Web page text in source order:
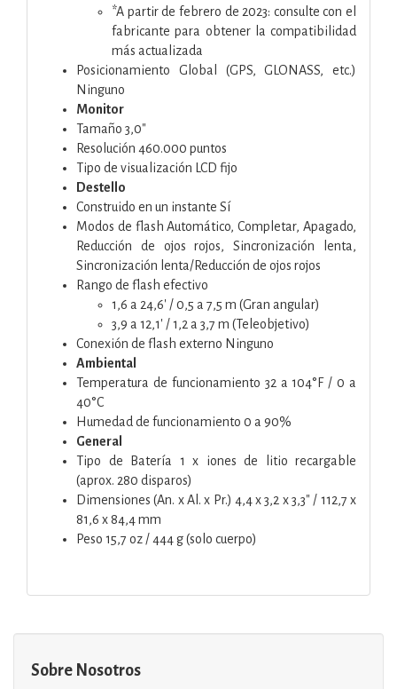
*A partir de febrero de 2023: consulte con el
fabricante para obtener la compatibilidad
más actualizada
Posicionamiento Global (GPS, GLONASS, etc.)
Ninguno
Monitor
Tamaño 3,0"
Resolución 460.000 puntos
Tipo de visualización LCD fijo
Destello
Construido en un instante Sí
Modos de flash Automático, Completar, Apagado,
Reducción de ojos rojos, Sincronización lenta,
Sincronización lenta/Reducción de ojos rojos
Rango de flash efectivo
1,6 a 24,6' / 0,5 a 7,5 m (Gran angular)
3,9 a 12,1' / 1,2 a 3,7 m (Teleobjetivo)
Conexión de flash externo Ninguno
Ambiental
Temperatura de funcionamiento 32 a 104°F / 0 a
40°C
Humedad de funcionamiento 0 a 90%
General
Tipo de Batería 1 x iones de litio recargable
(aprox. 280 disparos)
Dimensiones (An. x Al. x Pr.) 4,4 x 3,2 x 3,3" / 112,7 x
81,6 x 84,4 mm
Peso 15,7 oz / 444 g (solo cuerpo)
Sobre Nosotros